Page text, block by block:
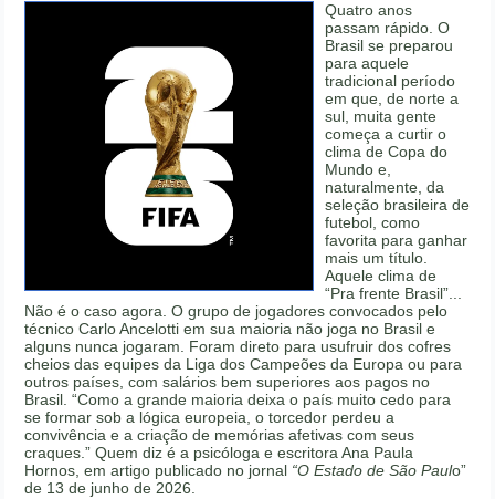
Quatro anos
passam rápido. O
Brasil se preparou
para aquele
tradicional período
em que, de norte a
sul, muita gente
começa a curtir o
clima de Copa do
Mundo e,
naturalmente, da
seleção brasileira de
futebol, como
favorita para ganhar
mais um título.
Aquele clima de
“Pra frente Brasil”...
Não é o caso agora. O grupo de jogadores convocados pelo
técnico Carlo Ancelotti em sua maioria não joga no Brasil e
alguns nunca jogaram. Foram direto para usufruir dos cofres
cheios das equipes da Liga dos Campeões da Europa ou para
outros países, com salários bem superiores aos pagos no
Brasil. “Como a grande maioria deixa o país muito cedo para
se formar sob a lógica europeia, o torcedor perdeu a
convivência e a criação de memórias afetivas com seus
craques.” Quem diz é a psicóloga e escritora Ana Paula
Hornos, em artigo publicado no jornal “O Estado de São Paulo”
de 13 de junho de 2026.